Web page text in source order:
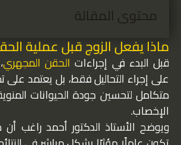
محتوى المقالة
ماذا يفعل الزوج قبل عملية
قبل البدء في إجراءات الحقن المجهري
على إجراء التحاليل فقط، بل يعتمد على
متكامل لتحسين جودة الحيوانات
الإخصاب.
ويوضح الأستاذ الدكتور أحمد راغب أن